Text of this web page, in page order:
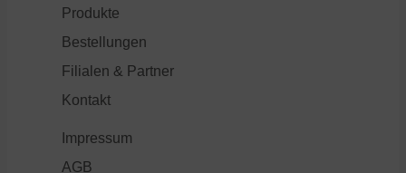
Produkte
Bestellungen
Filialen & Partner
Kontakt
Impressum
AGB